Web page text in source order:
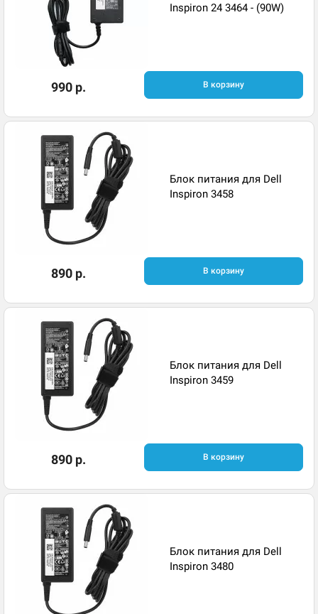
Inspiron 24 3464 - (90W)
990 р. В корзину
Блок питания для Dell
Inspiron 3458
890 р. В корзину
Блок питания для Dell
Inspiron 3459
890 р. В корзину
Блок питания для Dell
Inspiron 3480